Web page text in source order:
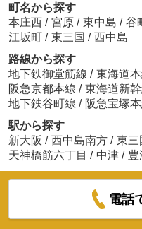
町名から探す
本庄西 / 宮原 / 東中島 / 谷
江坂町 / 東三国 / 西中島
路線から探す
地下鉄御堂筋線 / 東海道
阪急京都本線 / 東海道新
地下鉄谷町線 / 阪急宝塚
駅から探す
新大阪 / 西中島南方 / 東三
天神橋筋六丁目 / 中津 / 豊
電話